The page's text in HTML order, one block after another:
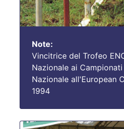
Note:
Vincitrice del Trofeo
Nazionale ai
Nazionale all'European
1994